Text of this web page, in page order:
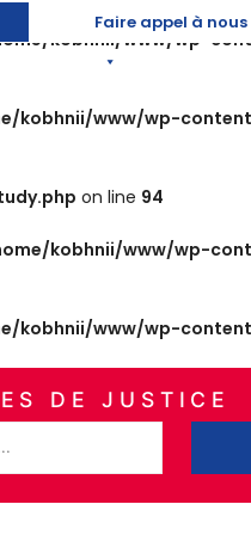
Faire appel à nous
kobhnii/www/wp-
kobhnii/www/wp-
on line 94
kobhnii/www/wp-
kobhnii/www/wp-
DE JUSTICE